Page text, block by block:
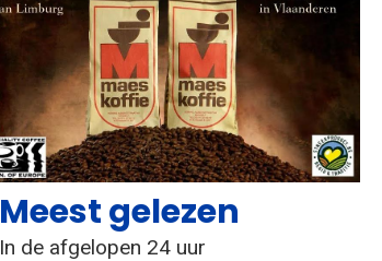
Meest gelezen
In de afgelopen 24 uur